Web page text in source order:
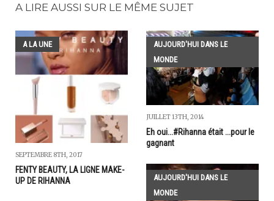
A LIRE AUSSI SUR LE MÊME SUJET
A LA UNE
SEPTEMBRE 8TH, 2017
FENTY BEAUTY, LA LIGNE MAKE-
UP DE RIHANNA
AUJOURD'HUI DANS LE
MONDE
JUILLET 13TH, 2014
Eh oui...#Rihanna était ...pour le
gagnant
AUJOURD'HUI DANS LE
MONDE